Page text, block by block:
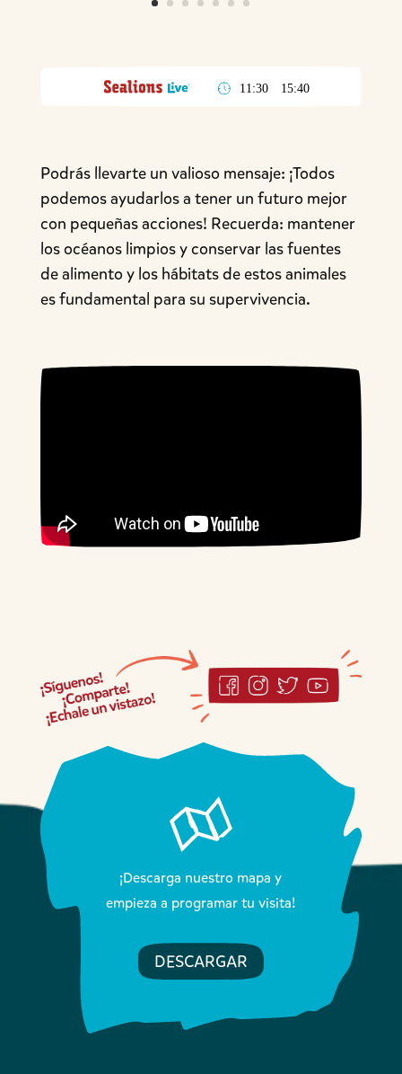
Podrás llevarte un valioso mensaje: ¡Todos
podemos ayudarlos a tener un futuro mejor
con pequeñas acciones! Recuerda: mantener
los océanos limpios y conservar las fuentes
de alimento y los hábitats de estos animales
es fundamental para su supervivencia.
¡Descarga nuestro mapa y
empieza a programar tu visita!
DESCARGAR